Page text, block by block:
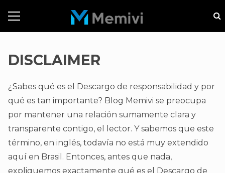
DISCLAIMER
¿Sabes qué es el Descargo de responsabilidad y por
qué es tan importante? Blog Memivi se preocupa
por mantener una relación sumamente clara y
transparente contigo, el lector. Y sabemos que este
término, en inglés, todavía no está muy extendido
aquí en Brasil. Entonces, antes que nada,
expliquemos exactamente qué es el Descargo de